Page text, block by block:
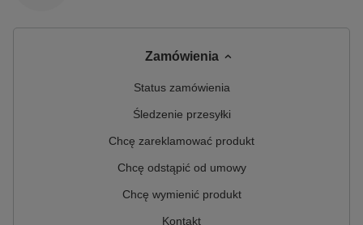
Zamówienia
Status zamówienia
Śledzenie przesyłki
Chcę zareklamować produkt
Chcę odstąpić od umowy
Chcę wymienić produkt
Kontakt